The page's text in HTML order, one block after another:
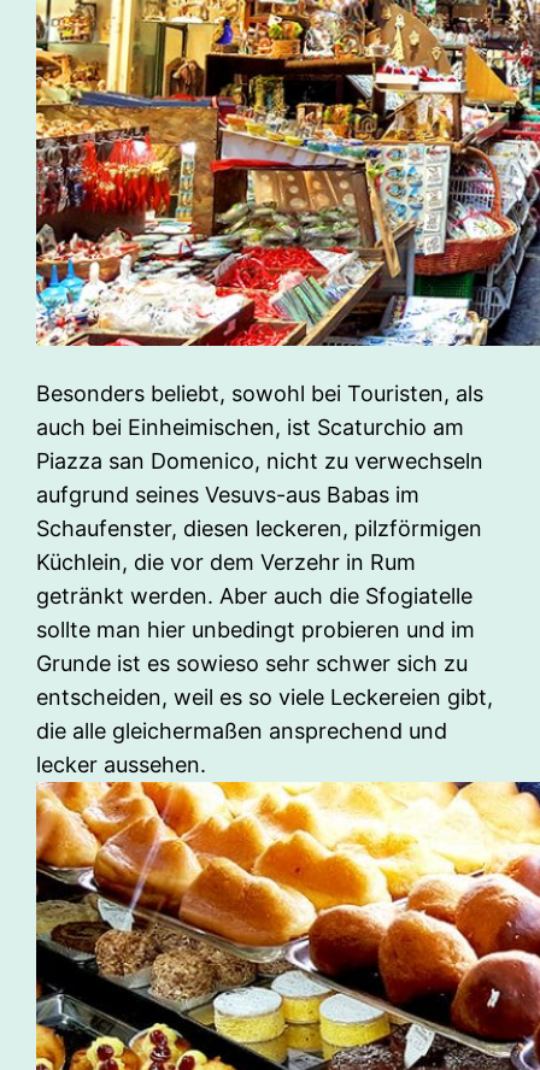
Besonders beliebt, sowohl bei Touristen, als
auch bei Einheimischen, ist Scaturchio am
Piazza san Domenico, nicht zu verwechseln
aufgrund seines Vesuvs-aus Babas im
Schaufenster, diesen leckeren, pilzförmigen
Küchlein, die vor dem Verzehr in Rum
getränkt werden. Aber auch die Sfogiatelle
sollte man hier unbedingt probieren und im
Grunde ist es sowieso sehr schwer sich zu
entscheiden, weil es so viele Leckereien gibt,
die alle gleichermaßen ansprechend und
lecker aussehen.